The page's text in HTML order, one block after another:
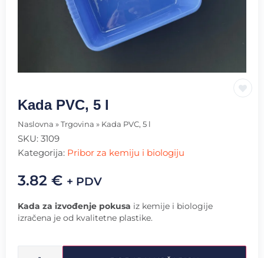
Kada PVC, 5 l
Naslovna » Trgovina » Kada PVC, 5 l
SKU: 3109
Kategorija: Pribor za kemiju i biologiju
3.82 € + PDV
Kada za izvođenje pokusa iz kemije i biologije
izračena je od kvalitetne plastike.